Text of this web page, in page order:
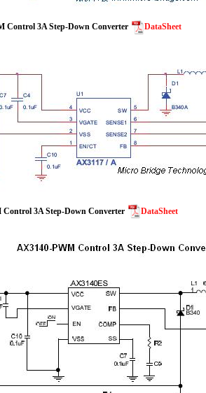
Control 3A Step-Down Converter DataSheet
Control 3A Step-Down Converter DataSheet